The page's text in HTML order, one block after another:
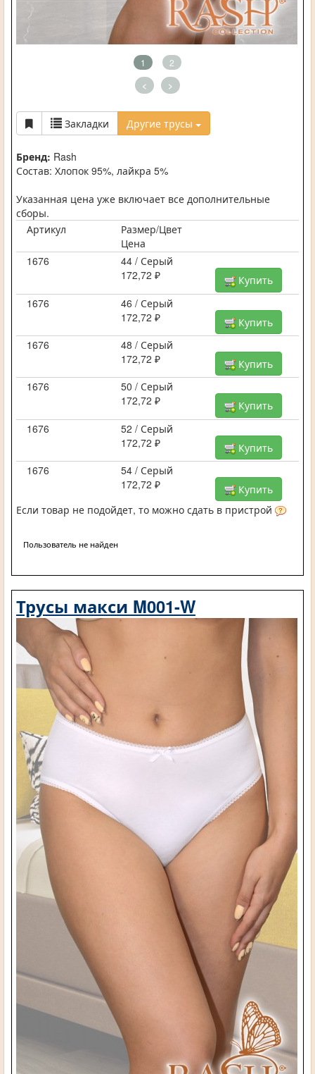
1 2
< >
Закладки Другие трусы
Бренд: Rash
Состав: Хлопок 95%, лайкра 5%
Указанная цена уже включает все дополнительные
сборы.
Артикул
Размер/Цвет
Цена
1676
44 / Серый
172,72 ₽
Купить
1676
46 / Серый
172,72 ₽
Купить
1676
48 / Серый
172,72 ₽
Купить
1676
50 / Серый
172,72 ₽
Купить
1676
52 / Серый
172,72 ₽
Купить
1676
54 / Серый
172,72 ₽
Купить
Если товар не подойдет, то можно сдать в пристрой
Пользователь не найден
Трусы макси M001-W